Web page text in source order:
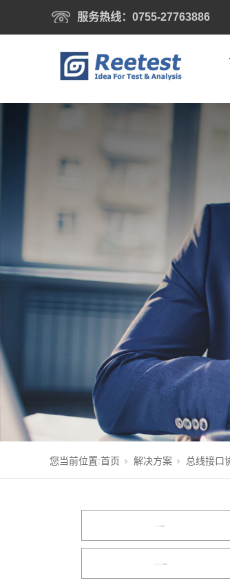
服务热线：0755-27763886
您当前位置:首页 解决方案 总线接口